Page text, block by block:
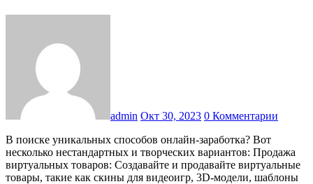
admin Окт 30, 2023 0 Комментарии
В поиске уникальных способов онлайн-заработка? Вот
несколько нестандартных и творческих вариантов: Продажа
виртуальных товаров: Создавайте и продавайте виртуальные
товары, такие как скины для видеоигр, 3D-модели, шаблоны